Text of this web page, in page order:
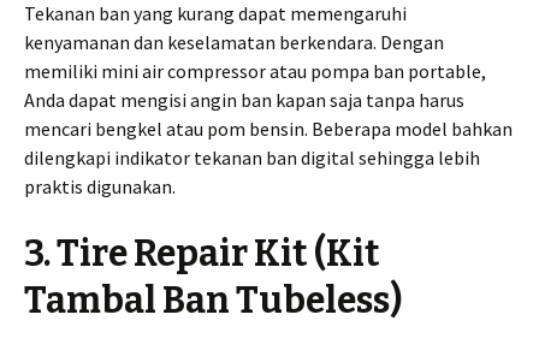
Tekanan ban yang kurang dapat memengaruhi
kenyamanan dan keselamatan berkendara. Dengan
memiliki mini air compressor atau pompa ban portable,
Anda dapat mengisi angin ban kapan saja tanpa harus
mencari bengkel atau pom bensin. Beberapa model bahkan
dilengkapi indikator tekanan ban digital sehingga lebih
praktis digunakan.
3. Tire Repair Kit (Kit
Tambal Ban Tubeless)